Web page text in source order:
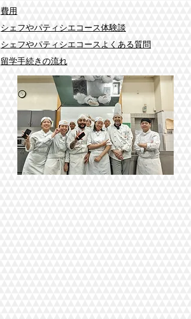
費用
シェフやパティシエコース体験談
シェフやパティシエコースよくある質問
留学手続きの流れ